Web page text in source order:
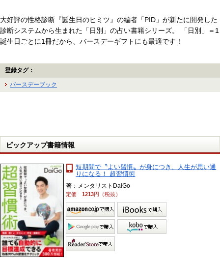
大好評の性格診断『誕生日のヒミツ』の編者「PID」が新たに開発した
診断システムから生まれた「日別」の占い書籍シリーズ。 「日別」＝1
誕生日ごとに1冊だから、バースデーギフトにも最適です！
登録タグ：
バースデーブック
ピックアップ書籍情報
短期間で〝よい習慣〟が身につき、人生が思い通
りになる！ 超習慣術
著：メンタリストDaiGo
定価1213円（税抜）